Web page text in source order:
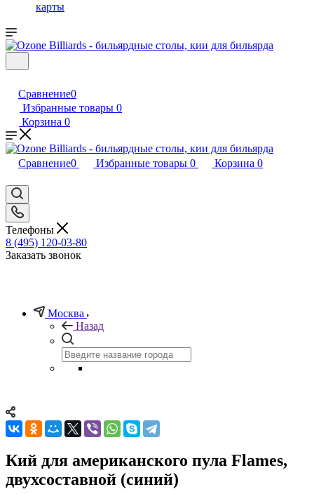
карты
Сравнение0
Избранные товары 0
Корзина 0
Сравнение0 Избранные товары 0 Корзина 0
Телефоны
8 (495) 120-03-80
Заказать звонок
Москва
Назад
Кий для американского пула Flames,
двухсоставной (синий)